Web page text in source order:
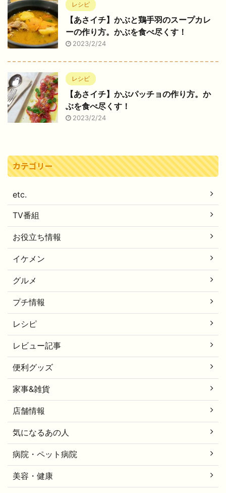
レシピ
【あさイチ】かぶと鶏手羽のスープカレ
ーの作り方。かぶを食べ尽くす！
2023/2/24
レシピ
【あさイチ】かぶパッチョの作り方。か
ぶを食べ尽くす！
2023/2/24
カテゴリー
etc.
TV番組
お役立ち情報
イケメン
グルメ
プチ情報
レシピ
レビュー記事
便利グッズ
家事&雑貨
店舗情報
気になるあの人
病院・ペット病院
美容・健康